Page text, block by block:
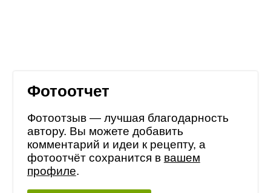
Фотоотчет
Фотоотзыв — лучшая благодарность
автору. Вы можете добавить
комментарий и идеи к рецепту, а
фотоотчёт сохранится в вашем
профиле.